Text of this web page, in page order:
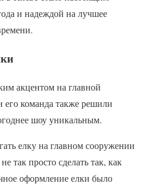
и надеждой на лучшее
акцентом на главной
команда также решили
шоу уникальным.
елку на главном сооружении
так просто сделать так, как
оформление елки было